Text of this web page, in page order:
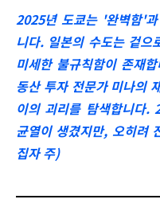
2025년 도쿄는 '완벽함'
니다. 일본의 수도는 겉으
미세한 불규칙함이 존재
동산 투자 전문가 미나의
이의 괴리를 탐색합니다.
균열이 생겼지만, 오히려
집자 주)